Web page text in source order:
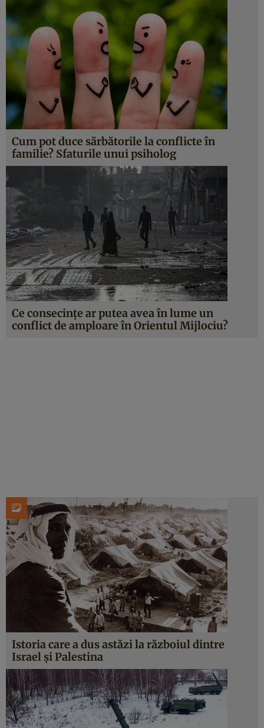
Cum pot duce sărbătorile la conflicte în
familie? Sfaturile unui psiholog
Ce consecințe ar putea avea în lume un
conflict de amploare în Orientul Mijlociu?
Istoria care a dus astăzi la războiul dintre
Israel și Palestina